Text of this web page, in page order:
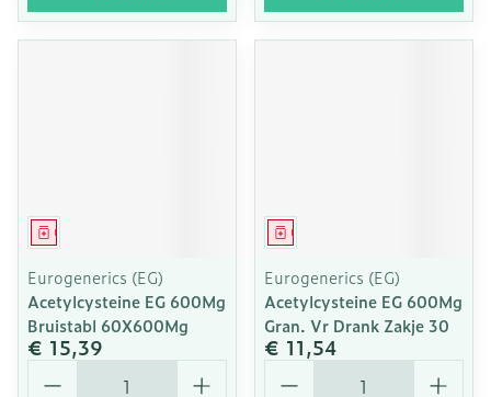
Geneesmiddel
Eurogenerics (EG)
Acetylcysteine EG 600Mg
Bruistabl 60X600Mg
€ 15,39
Aantal
Geneesmiddel
Eurogenerics (EG)
Acetylcysteine EG 600Mg
Gran. Vr Drank Zakje 30
€ 11,54
Aantal